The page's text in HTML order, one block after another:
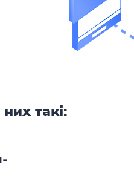
такі: